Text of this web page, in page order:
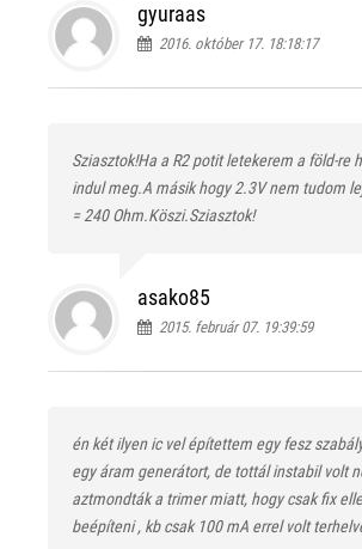
gyuraas
2016. október 17. 18:18:17
Sziasztok!Ha a R2 potit letekerem a föld-re
indul meg.A másik hogy 2.3V nem tudom
= 240 Ohm.Köszi.Sziasztok!
asako85
2015. február 07. 19:39:59
én két ilyen ic vel építettem egy fesz
egy áram generátort, de tottál instabil volt
aztmondták a trimer miatt, hogy csak fix
beépíteni , kb csak 100 mA errel volt